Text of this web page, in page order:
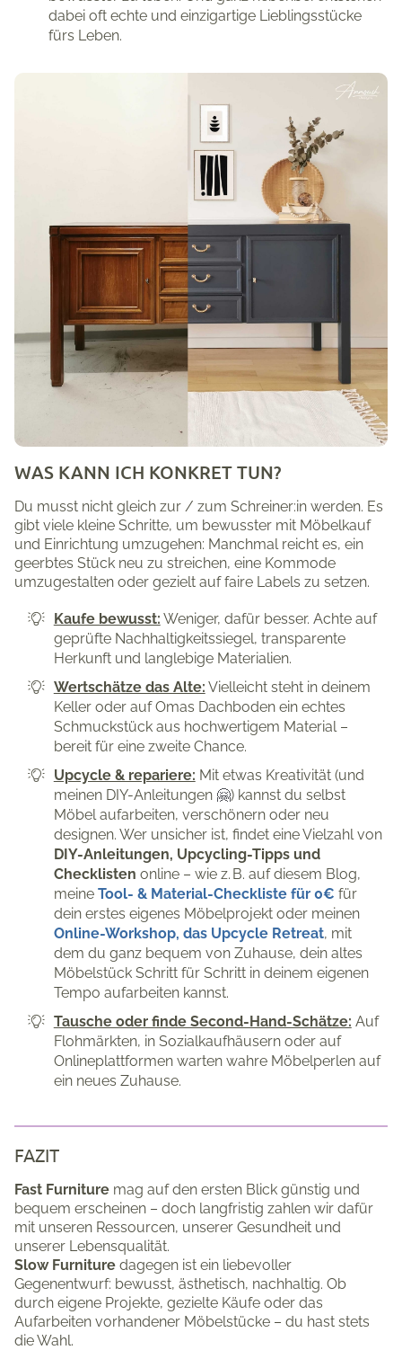
dabei oft echte und einzigartige Lieblingsstücke
fürs Leben.
WAS KANN ICH KONKRET TUN?
Du musst nicht gleich zur / zum Schreiner:in werden. Es
gibt viele kleine Schritte, um bewusster mit Möbelkauf
und Einrichtung umzugehen: Manchmal reicht es, ein
geerbtes Stück neu zu streichen, eine Kommode
umzugestalten oder gezielt auf faire Labels zu setzen.
Kaufe bewusst: Weniger, dafür besser. Achte auf
geprüfte Nachhaltigkeitssiegel, transparente
Herkunft und langlebige Materialien.
Wertschätze das Alte: Vielleicht steht in deinem
Keller oder auf Omas Dachboden ein echtes
Schmuckstück aus hochwertigem Material –
bereit für eine zweite Chance.
Upcycle & repariere: Mit etwas Kreativität (und
meinen DIY-Anleitungen 🤗) kannst du selbst
Möbel aufarbeiten, verschönern oder neu
designen. Wer unsicher ist, findet eine Vielzahl von
DIY-Anleitungen, Upcycling-Tipps und
Checklisten online – wie z. B. auf diesem Blog,
meine Tool- & Material-Checkliste für 0€ für
dein erstes eigenes Möbelprojekt oder meinen
Online-Workshop, das Upcycle Retreat, mit
dem du ganz bequem von Zuhause, dein altes
Möbelstück Schritt für Schritt in deinem eigenen
Tempo aufarbeiten kannst.
Tausche oder finde Second-Hand-Schätze: Auf
Flohmärkten, in Sozialkaufhäusern oder auf
Onlineplattformen warten wahre Möbelperlen auf
ein neues Zuhause.
FAZIT
Fast Furniture mag auf den ersten Blick günstig und
bequem erscheinen – doch langfristig zahlen wir dafür
mit unseren Ressourcen, unserer Gesundheit und
unserer Lebensqualität.
Slow Furniture dagegen ist ein liebevoller
Gegenentwurf: bewusst, ästhetisch, nachhaltig. Ob
durch eigene Projekte, gezielte Käufe oder das
Aufarbeiten vorhandener Möbelstücke – du hast stets
die Wahl.